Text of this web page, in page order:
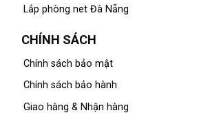
Lắp phòng net Đà Nẵng
CHÍNH SÁCH
Chính sách bảo mật
Chính sách bảo hành
Giao hàng & Nhận hàng